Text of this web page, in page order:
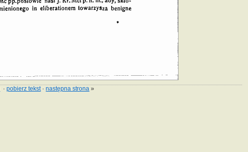
·pobierz tekst·następna strona »